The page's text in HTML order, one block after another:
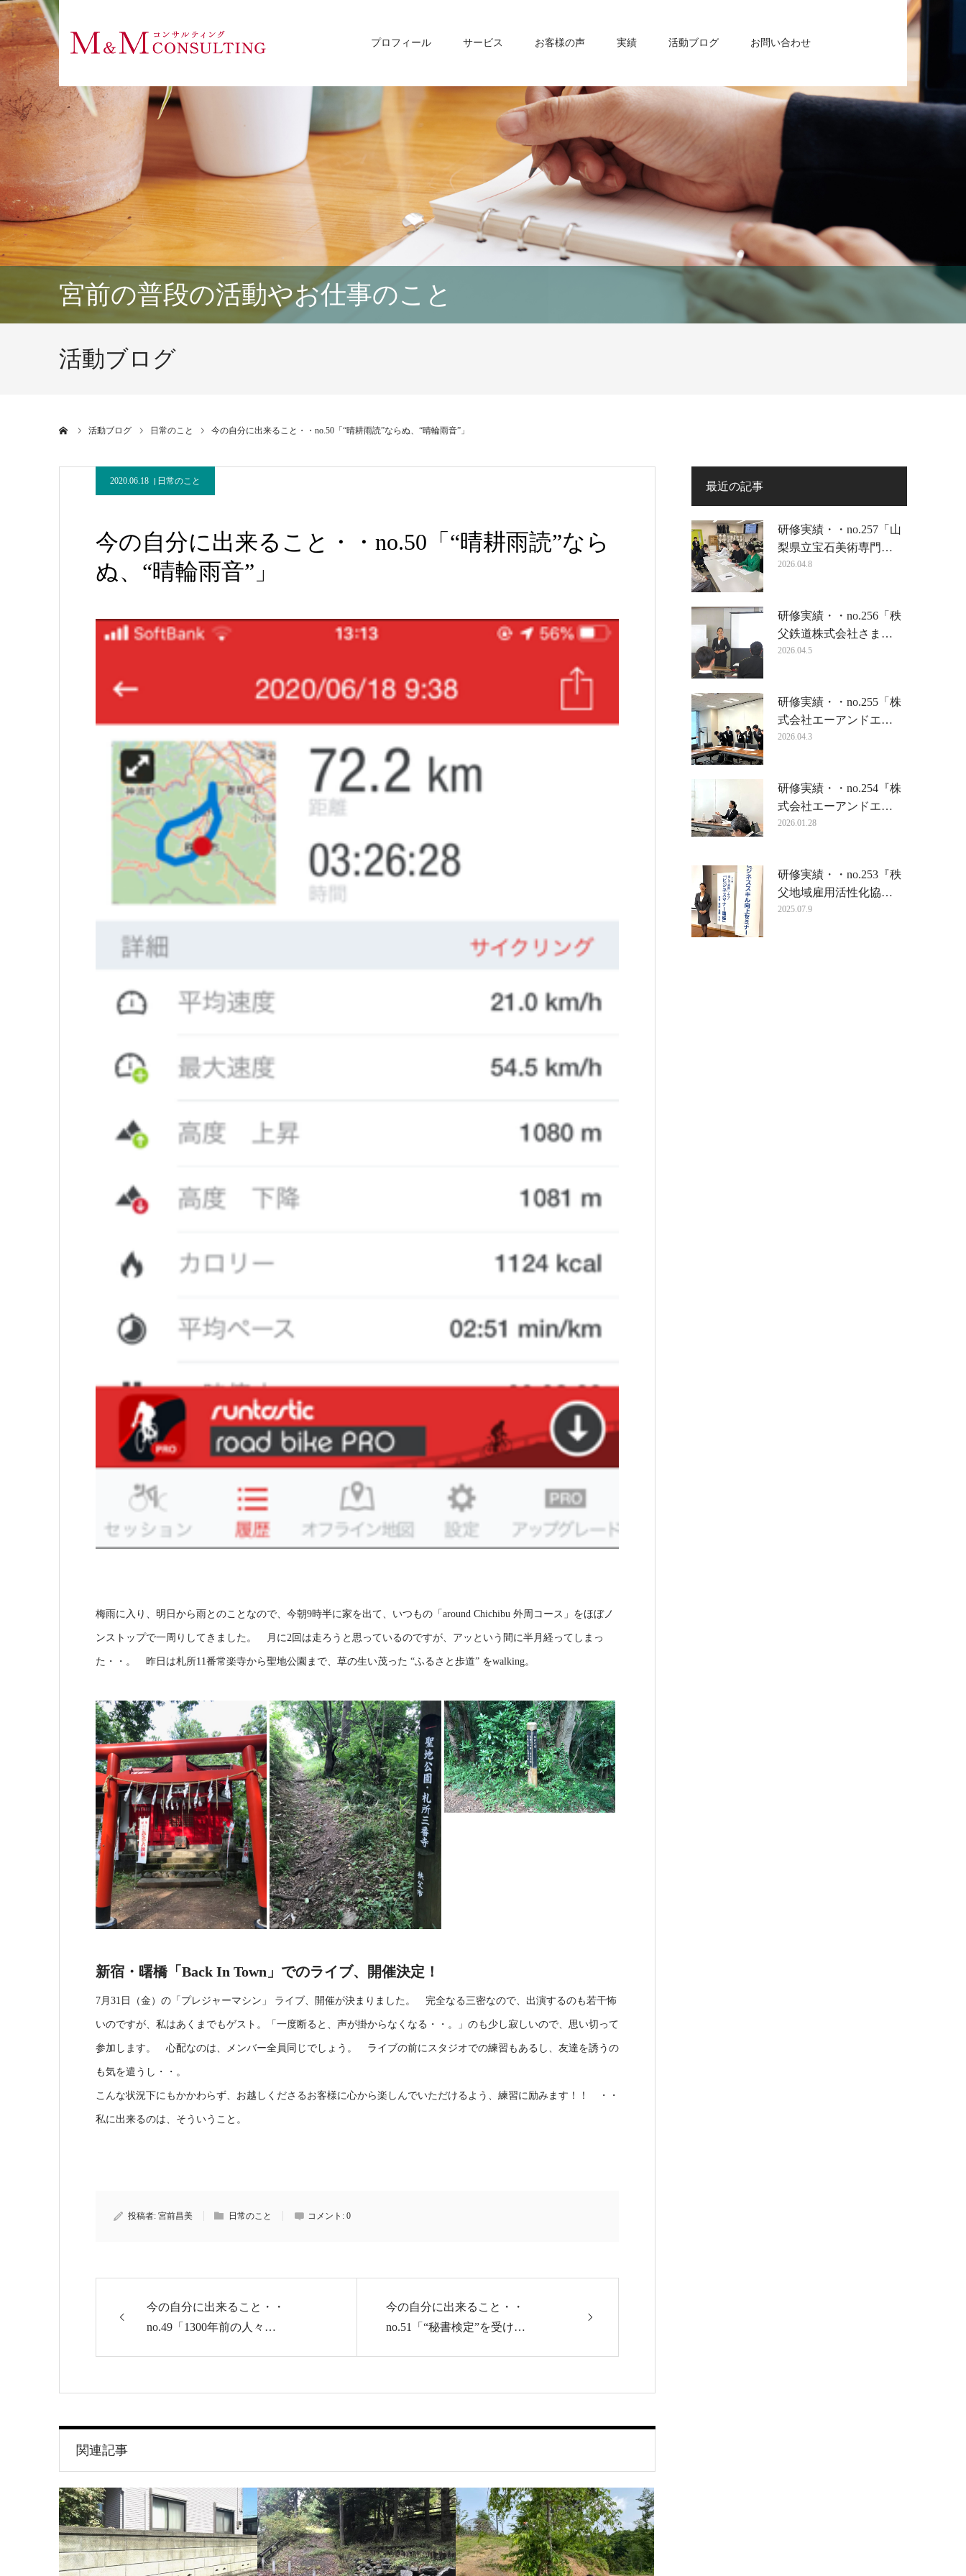
プロフィール サービス お客様の声 実績 活動ブログ お問い合わせ
宮前の普段の活動やお仕事のこと
活動ブログ
活動ブログ 日常のこと 今の自分に出来ること・・no.50「“晴耕雨読”ならぬ、“晴輪雨音”」
2020.06.18 日常のこと
今の自分に出来ること・・no.50「“晴耕雨読”なら
ぬ、“晴輪雨音”」
梅雨に入り、明日から雨とのことなので、今朝9時半に家を出て、いつもの「around Chichibu 外周コース」をほぼノ
ンストップで一周りしてきました。 月に2回は走ろうと思っているのですが、アッという間に半月経ってしまっ
た・・。 昨日は札所11番常楽寺から聖地公園まで、草の生い茂った “ふるさと歩道” をwalking。
新宿・曙橋「Back In Town」でのライブ、開催決定！
7月31日（金）の「プレジャーマシン」 ライブ、開催が決まりました。 完全なる三密なので、出演するのも若干怖
いのですが、私はあくまでもゲスト。「一度断ると、声が掛からなくなる・・。」のも少し寂しいので、思い切って
参加します。 心配なのは、メンバー全員同じでしょう。 ライブの前にスタジオでの練習もあるし、友達を誘うの
も気を遣うし・・。
こんな状況下にもかかわらず、お越しくださるお客様に心から楽しんでいただけるよう、練習に励みます！！ ・・
私に出来るのは、そういうこと。
投稿者: 宮前昌美 日常のこと コメント: 0
今の自分に出来ること・・
no.49「1300年前の人々…
今の自分に出来ること・・
no.51「“秘書検定”を受け…
関連記事
最近の記事
研修実績・・no.257「山
梨県立宝石美術専門…
2026.04.8
研修実績・・no.256「秩
父鉄道株式会社さま…
2026.04.5
研修実績・・no.255「株
式会社エーアンドエ…
2026.04.3
研修実績・・no.254『株
式会社エーアンドエ…
2026.01.28
研修実績・・no.253『秩
父地域雇用活性化協…
2025.07.9